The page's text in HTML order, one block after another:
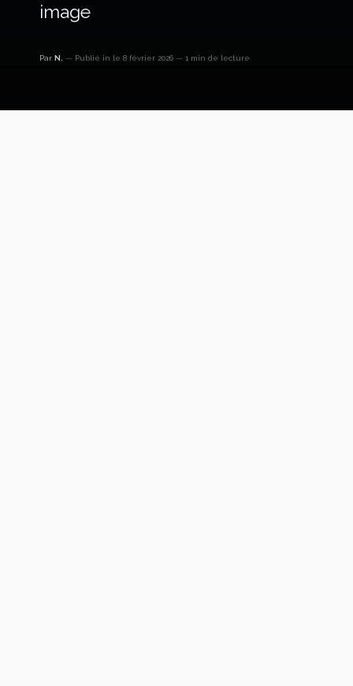
image
Par N. Publié in le 8 février 2026 1 min de lecture